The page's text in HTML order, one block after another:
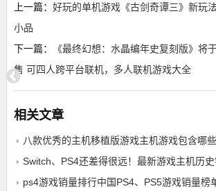
上一篇： 好玩的单机游戏《古剑奇谭三》新玩
小品
下一篇：
《最终幻想：水晶编年史复刻版》将
售 可四人跨平台联机，多人联机游戏大全
相关文章
八款优秀的主机移植版游戏主机游戏包含哪
Switch、PS4还差得很远！最新游戏主机历史销量排
ps4游戏销量排行中国PS4、PS5游戏销量榜